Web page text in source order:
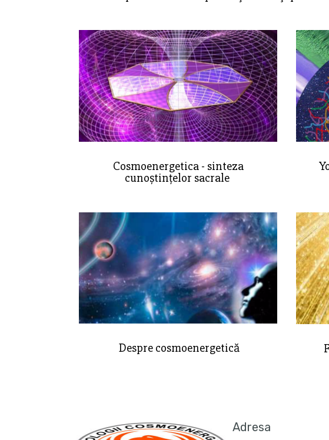
Cosmoenergetica - sinteza
cunoștințelor sacrale
Despre cosmoenergetică
Adresa